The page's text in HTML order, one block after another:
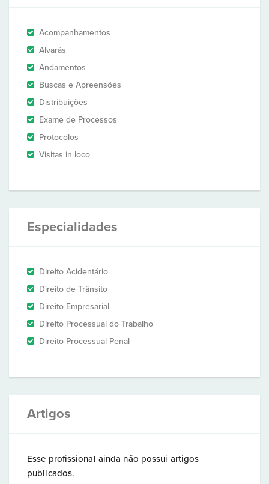
Acompanhamentos
Alvarás
Andamentos
Buscas e Apreensões
Distribuições
Exame de Processos
Protocolos
Visitas in loco
Especialidades
Direito Acidentário
Direito de Trânsito
Direito Empresarial
Direito Processual do Trabalho
Direito Processual Penal
Artigos
Esse profissional ainda não possui artigos
publicados.